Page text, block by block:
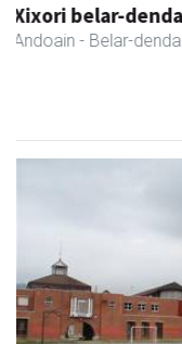
Andoaingo Udala
Andoain - Udaletxeak